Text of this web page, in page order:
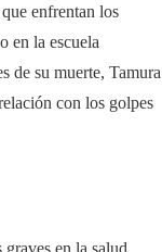
enfrentan los
en la escuela
de su muerte, Tamura
con los golpes
en la salud